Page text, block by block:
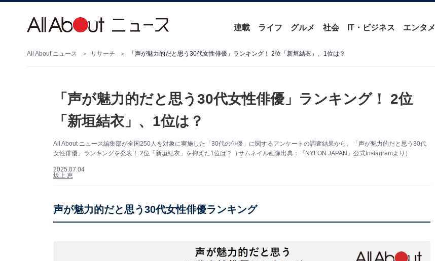
連載 ライフ グルメ 社会 IT・ビジネス エンタメ
All About ニュース リサーチ 「声が魅力的だと思う30代女性俳優」ランキング！ 2位「新垣結衣」、1位は？
「声が魅力的だと思う30代女性俳優」ランキング！ 2位
「新垣結衣」、1位は？
All About ニュース編集部が全国250人を対象に実施した「30代の俳優」に関するアンケートの調査結果から、「声が魅力的だと思う30代
女性俳優」ランキングを発表！ 2位「新垣結衣」を抑えた1位は？（サムネイル画像出典：『NYLON JAPAN』公式Instagramより）
2025.07.04
坂上 恵
声が魅力的だと思う30代女性俳優ランキング